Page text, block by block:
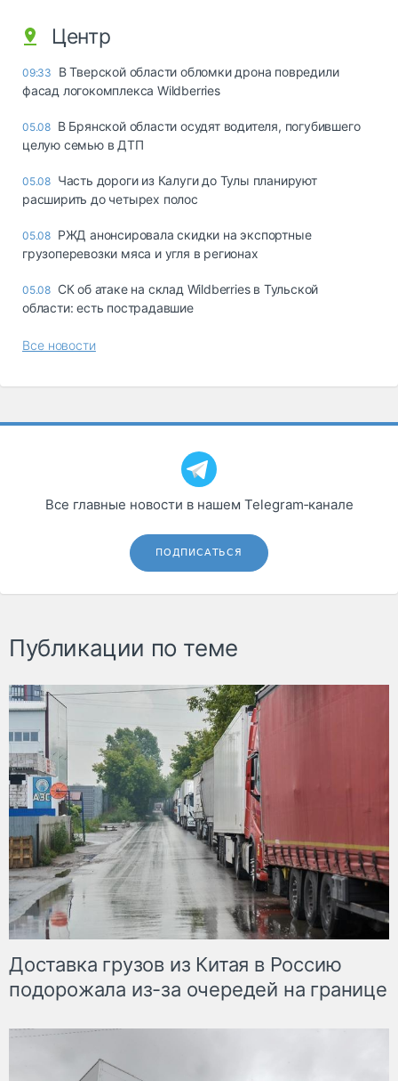
Центр
09:33
В Тверской области обломки дрона повредили
фасад логокомплекса Wildberries
05.08 В Брянской области осудят водителя, погубившего
целую семью в ДТП
05.08 Часть дороги из Калуги до Тулы планируют
расширить до четырех полос
05.08 РЖД анонсировала скидки на экспортные
грузоперевозки мяса и угля в регионах
05.08 СК об атаке на склад Wildberries в Тульской
области: есть пострадавшие
Все новости
Все главные новости в нашем Telegram‑канале
ПОДПИСАТЬСЯ
Публикации по теме
Доставка грузов из Китая в Россию
подорожала из-за очередей на границе